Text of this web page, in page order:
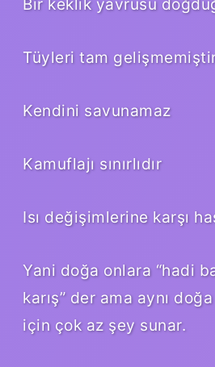
Tüyleri tam
Kendini savunamaz
Kamuflajı sınırlıdır
Isı değişimlerine karşı
Yani doğa onlara “hadi
karış” der ama aynı
için çok az şey sunar.